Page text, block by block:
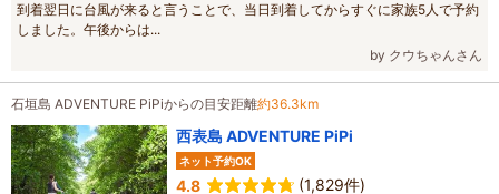
到着翌日に台風が来ると言うことで、当日到着してからすぐに家族5人で予約
しました。午後からは...
by クウちゃんさん
石垣島 ADVENTURE PiPiからの目安距離約36.3km
西表島 ADVENTURE PiPi
ネット予約OK
4.8 (1,829件)